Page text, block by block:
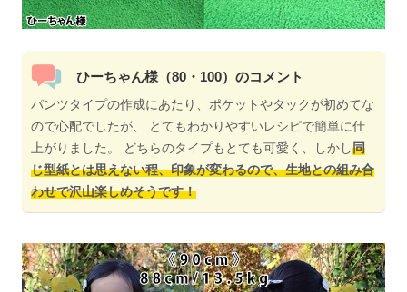
ひーちゃん様（80・100）のコメント
パンツタイプの作成にあたり、ポケットやタックが初めてな
ので心配でしたが、 とてもわかりやすいレシピで簡単に仕
上がりました。 どちらのタイプもとても可愛く、しかし同
じ型紙とは思えない程、印象が変わるので、生地との組み合
わせで沢山楽しめそうです！